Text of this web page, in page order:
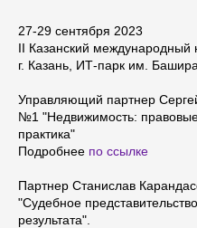
27-29 сентября 2023
II Казанский
г. Казань, ИТ-парк им.
Управляющий партнер
№1 "Недвижимость:
практика"
Подробнее по ссылке
Партнер Станислав
"Судебное
результата".